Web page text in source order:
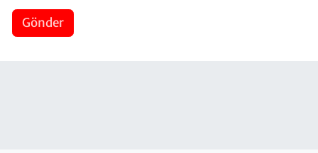
Gönder